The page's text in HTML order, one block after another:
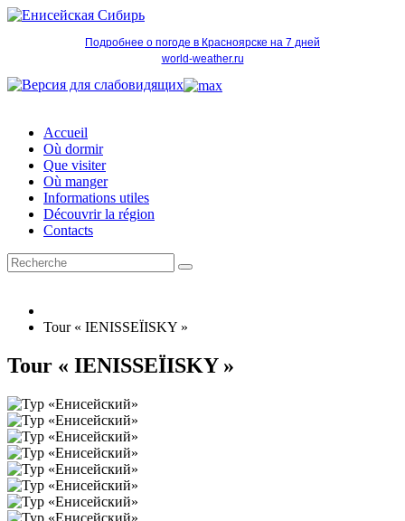
Подробнее о погоде в Красноярске на 7 дней
world-weather.ru
Accueil
Où dormir
Que visiter
Où manger
Informations utiles
Découvrir la région
Contacts
Tour « IENISSEÏISKY »
Tour « IENISSEÏISKY »